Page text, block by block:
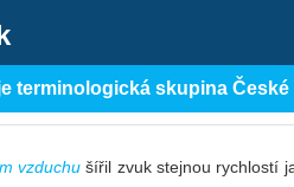
terminologická skupina
vzduchu šířil zvuk stejnou rychlostí